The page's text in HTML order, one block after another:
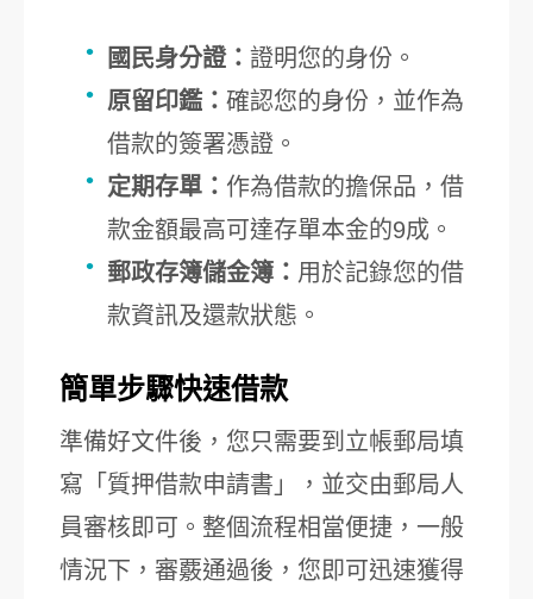
國民身分證： 證明您的身份。
原留印鑑： 確認您的身份，並作為
借款的簽署憑證。
定期存單： 作為借款的擔保品，借
款金額最高可達存單本金的9成。
郵政存簿儲金簿： 用於記錄您的借
款資訊及還款狀態。
簡單步驟快速借款
準備好文件後，您只需要到立帳郵局填
寫「質押借款申請書」，並交由郵局人
員審核即可。整個流程相當便捷，一般
情況下，審覈通過後，您即可迅速獲得